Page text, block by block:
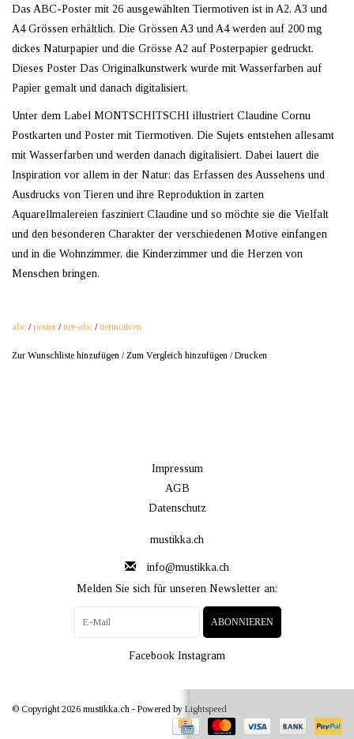
Das ABC-Poster mit 26 ausgewählten Tiermotiven ist in A2, A3 und
A4 Grössen erhältlich. Die Grössen A3 und A4 werden auf 200 mg
dickes Naturpapier und die Grösse A2 auf Posterpapier gedruckt.
Dieses Poster Das Originalkunstwerk wurde mit Wasserfarben auf
Papier gemalt und danach digitalisiert.
Unter dem Label MONTSCHITSCHI illustriert Claudine Cornu
Postkarten und Poster mit Tiermotiven. Die Sujets entstehen allesamt
mit Wasserfarben und werden danach digitalisiert. Dabei lauert die
Inspiration vor allem in der Natur: das Erfassen des Aussehens und
Ausdrucks von Tieren und ihre Reproduktion in zarten
Aquarellmalereien fasziniert Claudine und so möchte sie die Vielfalt
und den besonderen Charakter der verschiedenen Motive einfangen
und in die Wohnzimmer, die Kinderzimmer und die Herzen von
Menschen bringen.
abc /poster /tier-abc /tiermotiven
Zur Wunschliste hinzufügen /Zum Vergleich hinzufügen /Drucken
Impressum
AGB
Datenschutz
mustikka.ch
info@mustikka.ch
Melden Sie sich für unseren Newsletter an:
ABONNIEREN
Facebook Instagram
© Copyright 2026 mustikka.ch - Powered by Lightspeed